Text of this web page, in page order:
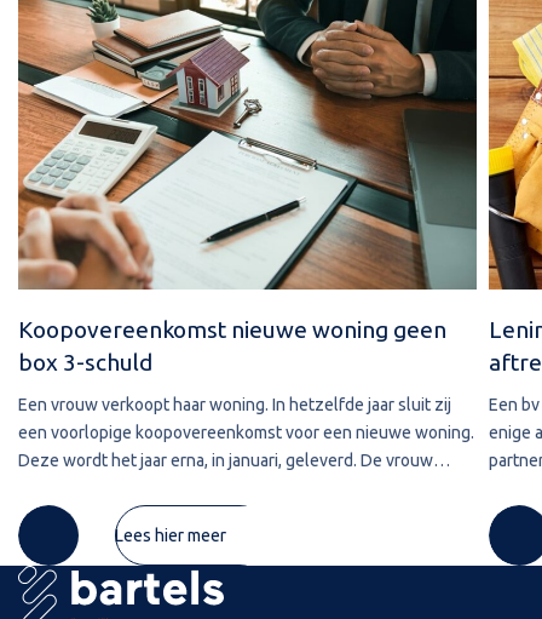
Koopovereenkomst nieuwe woning geen
box 3-schuld
Een vrouw verkoopt haar woning. In hetzelfde jaar sluit zij
een voorlopige koopovereenkomst voor een nieuwe woning.
Deze wordt het jaar erna, in januari, geleverd. De vrouw
derdengeldrekening van
Lees hier meer
Een
enige